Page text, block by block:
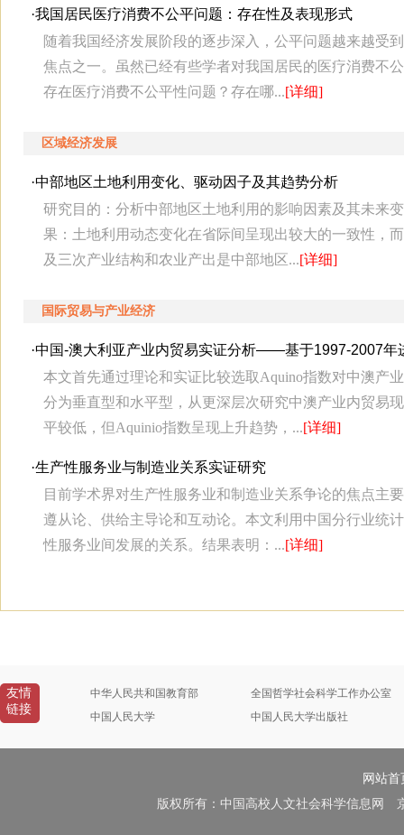
·我国居民医疗消费不公平问题：存在性及表现形式
随着我国经济发展阶段的逐步深入，公平问题越来越受
焦点之一。虽然已经有些学者对我国居民的医疗消费不
存在医疗消费不公平性问题？存在哪...[详细]
区域经济发展
·中部地区土地利用变化、驱动因子及其趋势分析
研究目的：分析中部地区土地利用的影响因素及其未来
果：土地利用动态变化在省际间呈现出较大的一致性，
及三次产业结构和农业产出是中部地区...[详细]
国际贸易与产业经济
·中国-澳大利亚产业内贸易实证分析——基于1997-2007年
本文首先通过理论和实证比较选取Aquino指数对中澳产
分为垂直型和水平型，从更深层次研究中澳产业内贸易
平较低，但Aquinio指数呈现上升趋势，...[详细]
·生产性服务业与制造业关系实证研究
目前学术界对生产性服务业和制造业关系争论的焦点主
遵从论、供给主导论和互动论。本文利用中国分行业统
性服务业间发展的关系。结果表明：...[详细]
友情
链接
中华人民共和国教育部
全国哲学社会科学工作办公室
中国人民大学
中国人民大学出版社
网站首
版权所有：中国高校人文社会科学信息网